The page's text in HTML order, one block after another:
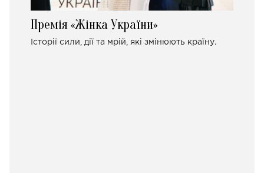
Премія «Жінка України»
Історії сили, дії та мрій, які змінюють країну.